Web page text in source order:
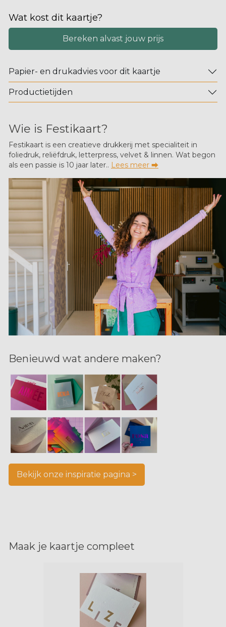
Wat kost dit kaartje?
Bereken alvast jouw prijs
Papier- en drukadvies voor dit kaartje
Productietijden
Wie is Festikaart?
Festikaart is een creatieve drukkerij met specialiteit in
foliedruk, reliëfdruk, letterpress, velvet & linnen. Wat begon
als een passie is 10 jaar later.. Lees meer ⮕
Benieuwd wat andere maken?
Bekijk onze inspiratie pagina >
Maak je kaartje compleet